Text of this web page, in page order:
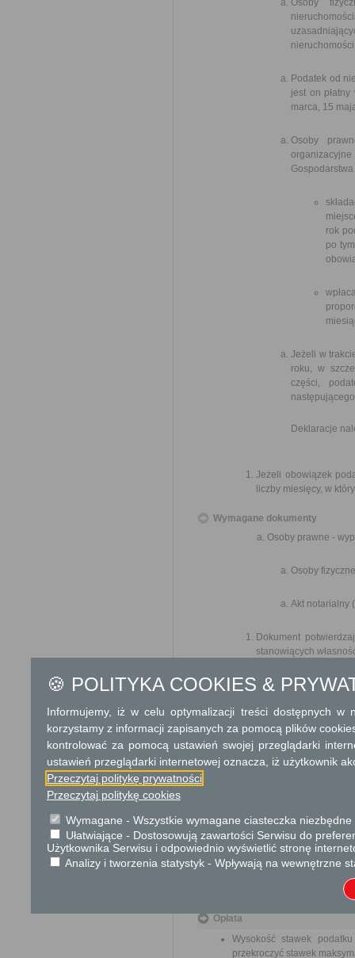
Osoby
Podatek od
jest on
marca, 15
Osoby
rok
po
Jeżeli w
roku, w
części,
Deklaracje
Jeżeli obowiązek
liczby miesięcy, w
Wymagane dokumenty
Osoby prawne -
Osoby
Akt notarialny
Dokument
stanowiących
Odbiorca usługi
Termin załatwienia sprawy
Sprawa załatwiana jest
terminu nie wlicza się
W przypadku spraw
Informacja
tel. 256314515
Dodatkowe
Opłata
Wysokość stawek
przekroczyć stawek
🍪 POLITYKA COOKIES &
Informujemy, iż w celu optymalizacji treści dostępnych w
korzystamy z informacji zapisanych za pomocą plików
kontrolować za pomocą ustawień swojej przeglądarki
ustawień przeglądarki internetowej oznacza, iż użytkownik
Przeczytaj politykę prywatności
Przeczytaj politykę cookies
Wymagane - Wszystkie wymagane ciasteczka
Ułatwiające - Dostosowują zawartości Serwisu do
Użytkownika Serwisu i odpowiednio wyświetlić stronę
Analizy i tworzenia statystyk - Wpływają na wewnętrzne